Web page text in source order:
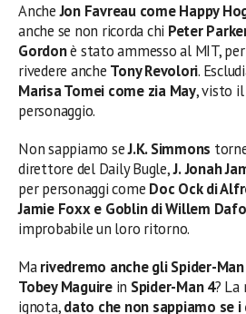
AncheJon Favreau come Happy
anche se non ricorda chi Peter
Gordonè stato ammesso al MIT,
rivedere anche Tony Revolori.
Marisa Tomei come zia May, visto
personaggio.
Non sappiamo seJ.K. Simmons
direttore del Daily Bugle,J.Jonah
per personaggi come Doc Ock di
Jamie Foxx e Goblin di Willem
improbabile un loro ritorno.
Marivedremo anche gli Spider-
Tobey Maguirein Spider-Man 4? La
ignota,dato che non sappiamo se